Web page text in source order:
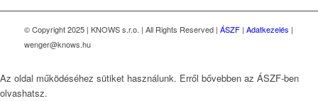
© Copyright 2025 | KNOWS s.r.o. | All Rights Reserved | ÁSZF| Adatkezelés |
wenger@knows.hu
Az oldal működéséhez sütiket használunk. Erről bővebben az ÁSZF-ben
olvashatsz.